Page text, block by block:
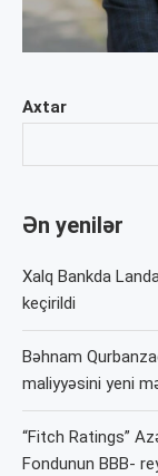
Axtar
Ən yenilər
Xalq Bankda
keçirildi
Bəhnam
maliyyəsini yeni
“Fitch Ratings”
Fondunun BBB-